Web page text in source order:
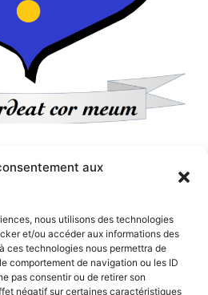
aux
nous utilisons des technologies
et/ou accéder aux informations des
ces technologies nous permettra de
comportement de navigation ou les ID
pas consentir ou de retirer son
négatif sur certaines caractéristiques
d’Hyères
700 × 987inAller plus loin
are currently closed.